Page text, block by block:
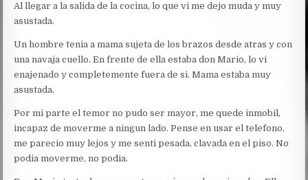
Al llegar a la salida de la cocina, lo que vi me dejo muda y muy
asustada.
Un hombre tenia a mama sujeta de los brazos desde atras y con
una navaja cuello. En frente de ella estaba don Mario, lo vi
enajenado y completemente fuera de si. Mama estaba muy
asustada.
Por mi parte el temor no pudo ser mayor, me quede inmobil,
incapaz de moverme a ningun lado. Pense en usar el telefono,
me parecio muy lejos y me senti pesada, clavada en el piso. No
podia moverme, no podia.